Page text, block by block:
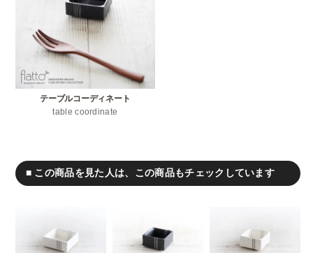
テーブルコーディネート
table coordinate
■ この商品を見た人は、この商品もチェックしています